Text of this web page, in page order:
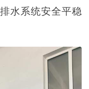
水系统安全平稳